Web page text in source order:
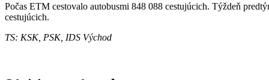
Počas ETM cestovalo autobusmi 848 088 cestujúcich. Týždeň
cestujúcich.
TS: KSK, PSK, IDS Východ